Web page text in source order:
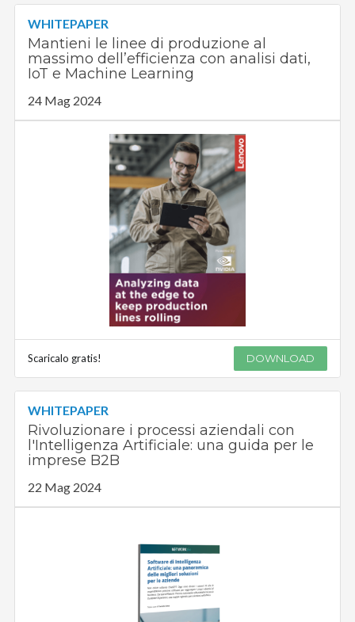
WHITEPAPER
Mantieni le linee di produzione al
massimo dell’efficienza con analisi dati,
IoT e Machine Learning
24 Mag 2024
Scaricalo gratis! DOWNLOAD
WHITEPAPER
Rivoluzionare i processi aziendali con
l'Intelligenza Artificiale: una guida per le
imprese B2B
22 Mag 2024